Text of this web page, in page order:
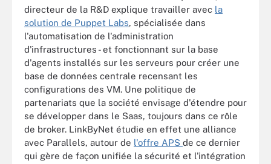
directeur de la R&D explique travailler avec la
solution de Puppet Labs, spécialisée dans
l'automatisation de l'administration
d'infrastructures - et fonctionnant sur la base
d'agents installés sur les serveurs pour créer une
base de données centrale recensant les
configurations des VM. Une politique de
partenariats que la société envisage d'étendre pour
se développer dans le Saas, toujours dans ce rôle
de broker. LinkByNet étudie en effet une alliance
avec Parallels, autour de l'offre APS de ce dernier
qui gère de façon unifiée la sécurité et l'intégration